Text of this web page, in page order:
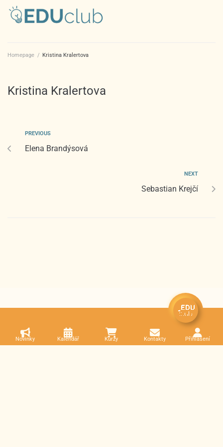
Homepage / Kristina Kralertova
Kristina Kralertova
PREVIOUS
Elena Brandýsová
NEXT
Sebastian Krejčí
Novinky Kalendář Kurzy Kontakty Přihlášení